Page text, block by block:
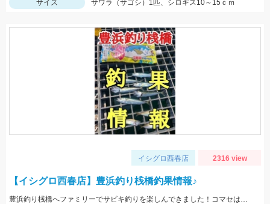
サイズ
サワラ（サゴシ）1匹、シロギス10～15ｃｍ
イシグロ西春店 2316 view
【イシグロ西春店】豊浜釣り桟橋釣果情報♪
豊浜釣り桟橋へファミリーでサビキ釣りを楽しんできました！コマセはサビキ三昧、イワシ三昧がオススメです！